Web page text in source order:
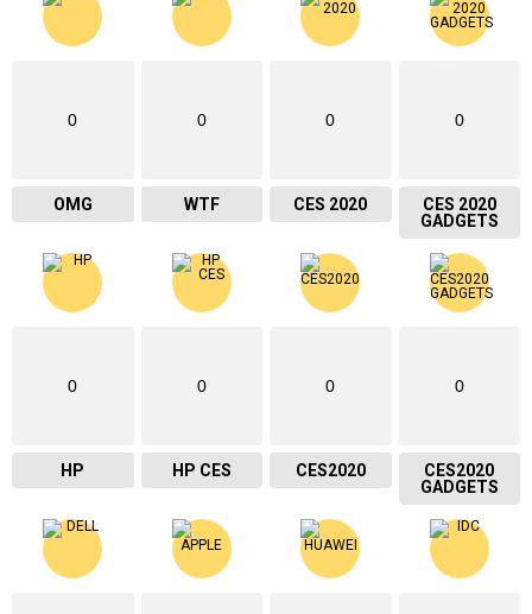
0
OMG
0
WTF
0
CES 2020
0
CES 2020
GADGETS
0
HP
0
HP CES
0
CES2020
0
CES2020
GADGETS